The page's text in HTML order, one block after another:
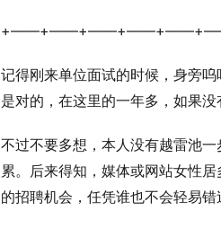
+——+——+——+——+——+——
记得刚来单位面试的时候，身旁
是对的，在这里的一年多，如果
不过不要多想，本人没有越雷池
累。后来得知，媒体或网站女性
的招聘机会，任凭谁也不会轻易